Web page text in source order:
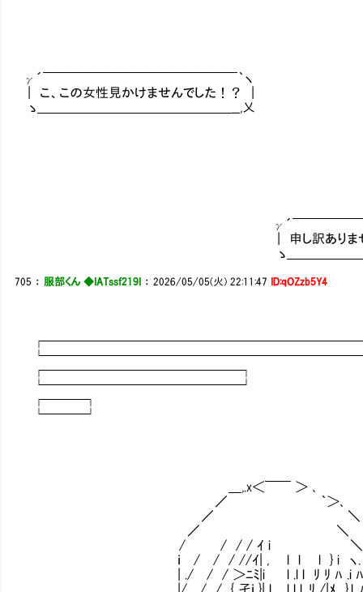
γ´￣￣￣￣￣￣￣￣￣￣￣￣￣￣￣｀ヽ
| こ、この女性見かけませんでした！？ |
ゝ＿＿＿＿＿＿＿＿＿＿＿＿＿＿＿__,乂
γ´￣￣￣￣￣￣￣￣￣￣￣
| 申し訳ありません、聞きた
ゝ＿＿＿＿＿＿＿＿＿＿＿
705 ： 服部くん ◆IATssf219I ：2026/05/05(火) 22:11:47 ID:qOZzb5Y4
┌───────────────┐
└───────────────┘
┌───┐
└───┘
＿,.x＜￣￣ ＞ ､
／ ｀＞､
／ ＼
／ ＼
/ / / / ｲ i ＼
ｉ / / / //ｲ| , l l l } i ヽ. ヽ
| ./ / / ＞ﾆﾐ|i l .l l ﾘ ﾘ ﾊ .i ﾊ
|/ / / { 孑ｉ }| l .l l l .ﾘ /|ﾒ､ }.l .